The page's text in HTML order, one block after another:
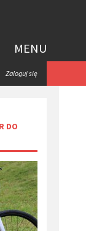
MENU
Zaloguj się
DO